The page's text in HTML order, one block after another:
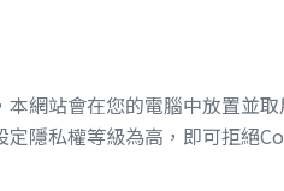
本網站會在您的電腦中放置並
隱私權等級為高，即可拒絕